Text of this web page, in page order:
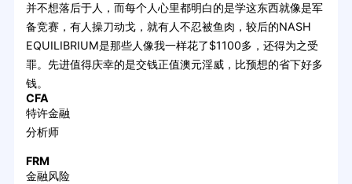
并不想落后于人，而每个人心里都明白的是学这东西就像是军
备竞赛，有人操刀动戈，就有人不忍被鱼肉，较后的NASH
EQUILIBRIUM是那些人像我一样花了$1100多，还得为之受
罪。先进值得庆幸的是交钱正值澳元淫威，比预想的省下好多
钱。
CFA
特许金融
分析师
FRM
金融风险